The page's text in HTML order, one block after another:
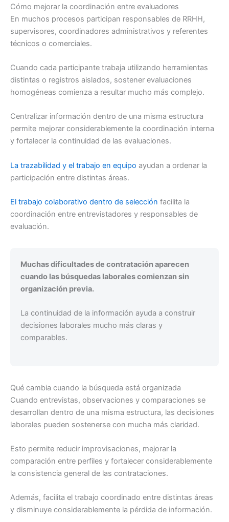
Cómo mejorar la coordinación entre evaluadores
En muchos procesos participan responsables de RRHH,
supervisores, coordinadores administrativos y referentes
técnicos o comerciales.
Cuando cada participante trabaja utilizando herramientas
distintas o registros aislados, sostener evaluaciones
homogéneas comienza a resultar mucho más complejo.
Centralizar información dentro de una misma estructura
permite mejorar considerablemente la coordinación interna
y fortalecer la continuidad de las evaluaciones.
La trazabilidad y el trabajo en equipo ayudan a ordenar la
participación entre distintas áreas.
El trabajo colaborativo dentro de selección facilita la
coordinación entre entrevistadores y responsables de
evaluación.
Muchas dificultades de contratación aparecen
cuando las búsquedas laborales comienzan sin
organización previa.
La continuidad de la información ayuda a construir
decisiones laborales mucho más claras y
comparables.
Qué cambia cuando la búsqueda está organizada
Cuando entrevistas, observaciones y comparaciones se
desarrollan dentro de una misma estructura, las decisiones
laborales pueden sostenerse con mucha más claridad.
Esto permite reducir improvisaciones, mejorar la
comparación entre perfiles y fortalecer considerablemente
la consistencia general de las contrataciones.
Además, facilita el trabajo coordinado entre distintas áreas
y disminuye considerablemente la pérdida de información.